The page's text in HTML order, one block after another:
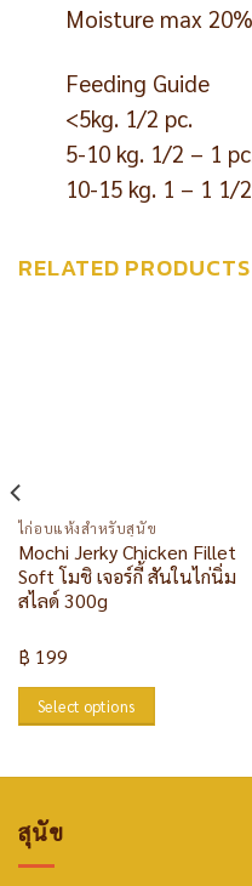
Moisture max 20%
Feeding Guide
<5kg. 1/2 pc.
5-10 kg. 1/2 – 1
10-15 kg. 1 – 1 1/
RELATED PRODUCTS
ไก่อบแห้งสำหรับสุนัข
Mochi Jerky Chicken Fillet
Soft โมชิ เจอร์กี้ สันในไก่นิ่ม
สไลด์ 300g
฿ 199
Select options
สุนัข